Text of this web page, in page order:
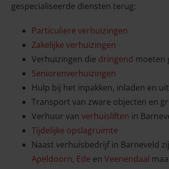
gespecialiseerde diensten terug:
Particuliere verhuizingen
Zakelijke verhuizingen
Verhuizingen die dringend moeten
Seniorenverhuizingen
Hulp bij het inpakken, inladen en
Transport van zware objecten en
Verhuur van verhuisliften in
Tijdelijke opslagruimte
Naast verhuisbedrijf in Barneveld
Apeldoorn, Ede en Veenendaal